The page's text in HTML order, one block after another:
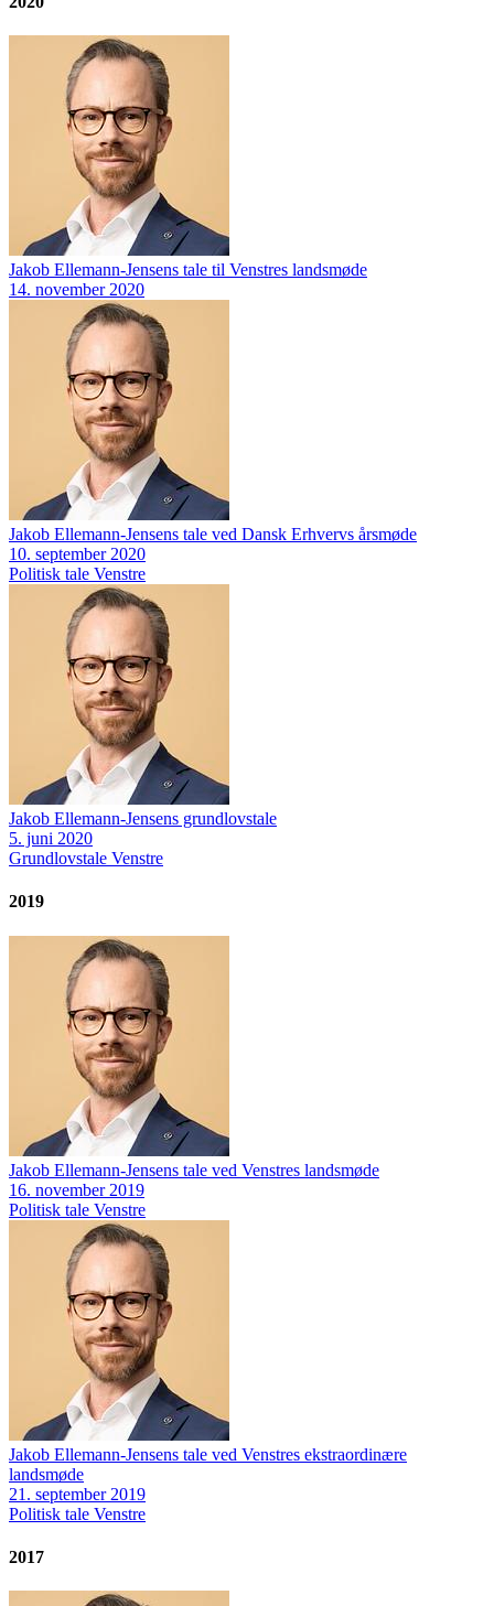
Jakob Ellemann-Jensens tale til Venstres landsmøde
14. november 2020
Jakob Ellemann-Jensens tale ved Dansk Erhvervs årsmøde
10. september 2020
Politisk tale Venstre
Jakob Ellemann-Jensens grundlovstale
5. juni 2020
Grundlovstale Venstre
2019
Jakob Ellemann-Jensens tale ved Venstres landsmøde
16. november 2019
Politisk tale Venstre
Jakob Ellemann-Jensens tale ved Venstres ekstraordinære
landsmøde
21. september 2019
Politisk tale Venstre
2017